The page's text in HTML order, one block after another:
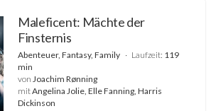
Maleficent: Mächte der
Finsternis
Abenteuer, Fantasy, Family Laufzeit: 119
min
von Joachim Rønning
mitAngelina Jolie, Elle Fanning, Harris
Dickinson